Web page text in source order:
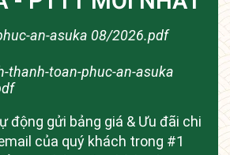
an-asuka 08/2026.pdf
thanh-toan-phuc-an-asuka
động gửi bảng giá & Ưu đãi chi
của quý khách trong #1